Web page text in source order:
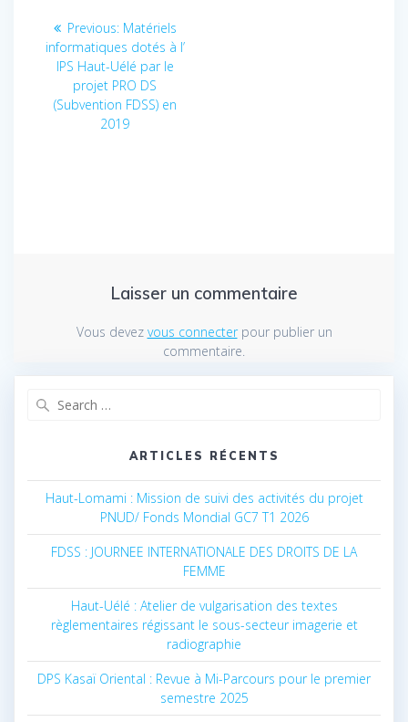
Navigation
l’article
Previous: Previous
post:
Matériels
informatiques dotés à l’
IPS Haut-Uélé par le
projet PRO DS
(Subvention FDSS) en
2019
Laisser un commentaire
Vous devez vous connecterpour publier un
commentaire.
ARTICLES RÉCENTS
Haut-Lomami : Mission de suivi des activités du projet
PNUD/ Fonds Mondial GC7 T1 2026
FDSS : JOURNEE INTERNATIONALE DES DROITS DE LA
FEMME
Haut-Uélé : Atelier de vulgarisation des textes
règlementaires régissant le sous-secteur imagerie et
radiographie
DPS Kasaï Oriental : Revue à Mi-Parcours pour le premier
semestre 2025